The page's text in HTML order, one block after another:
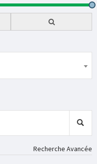
Recherche Avancée